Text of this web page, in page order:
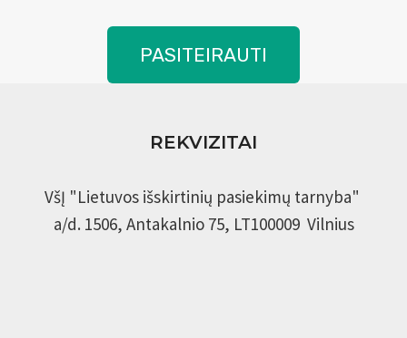
PASITEIRAUTI
REKVIZITAI
VšĮ "Lietuvos išskirtinių pasiekimų tarnyba"
a/d. 1506, Antakalnio 75, LT100009 Vilnius